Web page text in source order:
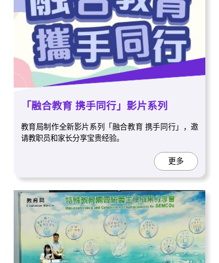
「融合教育 携手同行」影片系列
教育局制作全新影片系列「融合教育 携手同行」，邀
请教职员和家长分享宝贵经验。
更多